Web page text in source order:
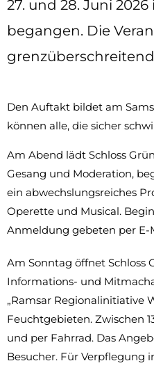
27. und 28. Juni
begangen. Die
Den Auftakt bildet am
können alle, die sicher
Am Abend lädt Schloss
Gesang und Moderation,
ein abwechslungsreiches
Operette und Musical.
Anmeldung gebeten per
Am Sonntag öffnet Schloss
Informations- und
„Ramsar Regionalinitiative
Feuchtgebieten. Zwischen
und per Fahrrad. Das
Besucher. Für Verpflegung